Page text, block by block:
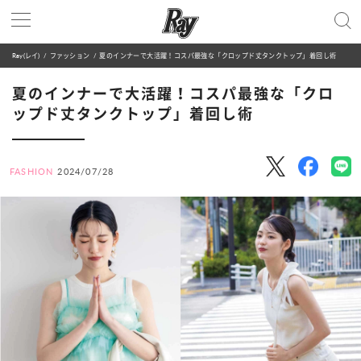
Ray(レイ) ファッション 夏のインナーで大活躍！コスパ最強な「クロップド丈タンクトップ」着回し術
夏のインナーで大活躍！コスパ最強な「クロ
ップド丈タンクトップ」着回し術
FASHION 2024/07/28